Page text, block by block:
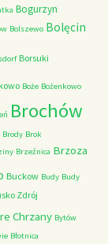
Bogurzyn
Bolszewo Bolęcin
Borsuki
Boże Bożenkowo
Brochów
Brody Brok
Brzeźnica Brzoza
Buckow Budy Budy
Zdrój
Chrzany Bytów
Błotnica